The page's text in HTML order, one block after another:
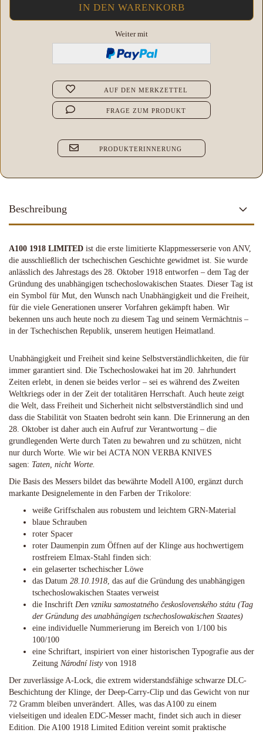
Weiter mit
AUF DEN MERKZETTEL
FRAGE ZUM PRODUKT
PRODUKTERINNERUNG
Beschreibung
A100 1918 LIMITED ist die erste limitierte Klappmesserserie von ANV,
die ausschließlich der tschechischen Geschichte gewidmet ist. Sie wurde
anlässlich des Jahrestags des 28. Oktober 1918 entworfen – dem Tag der
Gründung des unabhängigen tschechoslowakischen Staates. Dieser Tag ist
ein Symbol für Mut, den Wunsch nach Unabhängigkeit und die Freiheit,
für die viele Generationen unserer Vorfahren gekämpft haben. Wir
bekennen uns auch heute noch zu diesem Tag und seinem Vermächtnis –
in der Tschechischen Republik, unserem heutigen Heimatland.
Unabhängigkeit und Freiheit sind keine Selbstverständlichkeiten, die für
immer garantiert sind. Die Tschechoslowakei hat im 20. Jahrhundert
Zeiten erlebt, in denen sie beides verlor – sei es während des Zweiten
Weltkriegs oder in der Zeit der totalitären Herrschaft. Auch heute zeigt
die Welt, dass Freiheit und Sicherheit nicht selbstverständlich sind und
dass die Stabilität von Staaten bedroht sein kann. Die Erinnerung an den
28. Oktober ist daher auch ein Aufruf zur Verantwortung – die
grundlegenden Werte durch Taten zu bewahren und zu schützen, nicht
nur durch Worte. Wie wir bei ACTA NON VERBA KNIVES
sagen: Taten, nicht Worte.
Die Basis des Messers bildet das bewährte Modell A100, ergänzt durch
markante Designelemente in den Farben der Trikolore:
weiße Griffschalen aus robustem und leichtem GRN-Material
blaue Schrauben
roter Spacer
roter Daumenpin zum Öffnen auf der Klinge aus hochwertigem
rostfreiem Elmax-Stahl finden sich:
ein gelaserter tschechischer Löwe
das Datum 28.10.1918, das auf die Gründung des unabhängigen
tschechoslowakischen Staates verweist
die Inschrift Den vzniku samostatného československého státu (Tag
der Gründung des unabhängigen tschechoslowakischen Staates)
eine individuelle Nummerierung im Bereich von 1/100 bis
100/100
eine Schriftart, inspiriert von einer historischen Typografie aus der
Zeitung Národní listyvon 1918
Der zuverlässige A-Lock, die extrem widerstandsfähige schwarze DLC-
Beschichtung der Klinge, der Deep-Carry-Clip und das Gewicht von nur
72 Gramm bleiben unverändert. Alles, was das A100 zu einem
vielseitigen und idealen EDC-Messer macht, findet sich auch in dieser
Edition. Die A100 1918 Limited Edition vereint somit praktische